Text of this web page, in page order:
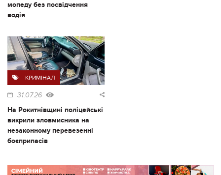
мопеду без посвідчення
водія
КРИМІНАЛ
31.07.26
На Рокитнівщині поліцейські
викрили зловмисника на
незаконному перевезенні
боєприпасів